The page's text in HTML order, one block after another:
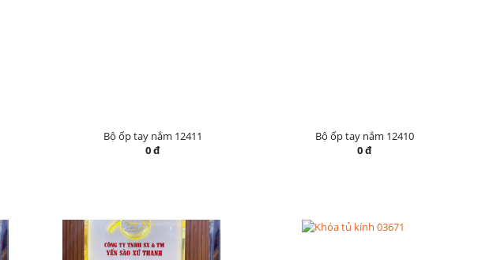
Bộ ốp tay nắm 12411
0 đ
Bộ ốp tay nắm 12410
0 đ